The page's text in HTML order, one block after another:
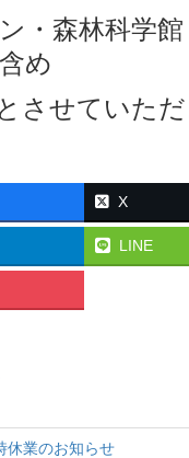
・森林科学
め
させていた
X
LINE
休業のお知らせ